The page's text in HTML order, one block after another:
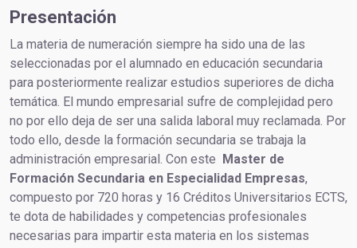
Presentación
La materia de numeración siempre ha sido una de las
seleccionadas por el alumnado en educación secundaria
para posteriormente realizar estudios superiores de dicha
temática. El mundo empresarial sufre de complejidad pero
no por ello deja de ser una salida laboral muy reclamada. Por
todo ello, desde la formación secundaria se trabaja la
administración empresarial. Con este Master de
Formación Secundaria en Especialidad Empresas,
compuesto por 720 horas y 16 Créditos Universitarios ECTS,
te dota de habilidades y competencias profesionales
necesarias para impartir esta materia en los sistemas